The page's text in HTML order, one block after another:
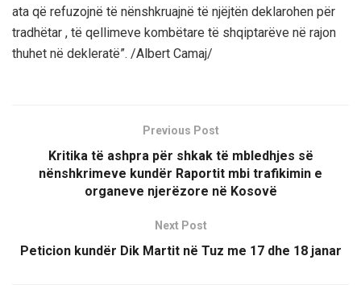
ata që refuzojnë të nënshkruajnë të njëjtën deklarohen për
tradhëtar , të qellimeve kombëtare të shqiptarëve në rajon
thuhet në dekleratë”. /Albert Camaj/
Previous Post
Kritika të ashpra për shkak të mbledhjes së
nënshkrimeve kundër Raportit mbi trafikimin e
organeve njerëzore në Kosovë
Next Post
Peticion kundër Dik Martit në Tuz me 17 dhe 18 janar